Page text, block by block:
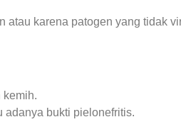
atau karena patogen yang tidak
kemih.
adanya bukti pielonefritis.